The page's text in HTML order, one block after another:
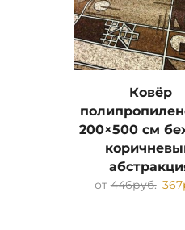
Ковёр
200×500 см
от446руб. 367